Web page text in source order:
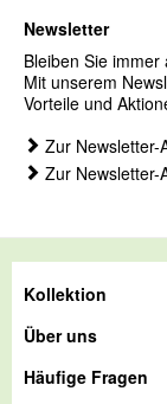
Newsletter
Bleiben Sie
Mit unserem
Vorteile und
Zur Newsletter-
Zur Newsletter-
Kollektion
Über uns
Häufige Fragen